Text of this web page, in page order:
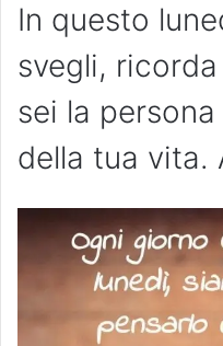
In questo
svegli,
sei la
della tua vita.